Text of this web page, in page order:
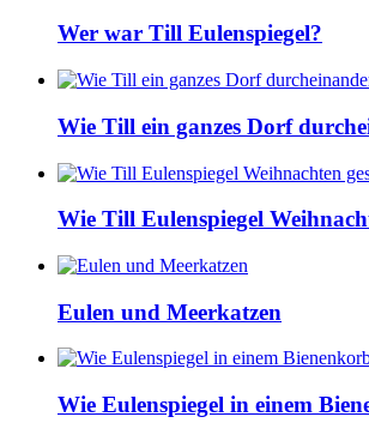
Wer war Till Eulenspiegel?
Wie Till ein ganzes Dorf
Wie Till Eulenspiegel
Eulen und Meerkatzen
Wie Eulenspiegel in einem